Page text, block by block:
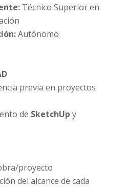
Técnico Superior en
Autónomo
previa en proyectos
de SketchUp y
proyecto
del alcance de cada